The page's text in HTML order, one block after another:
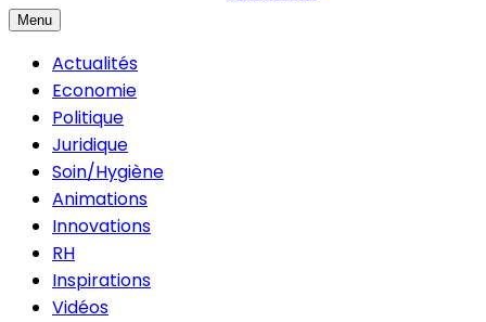
Menu
Actualités
Economie
Politique
Juridique
Soin/Hygiène
Animations
Innovations
RH
Inspirations
Vidéos